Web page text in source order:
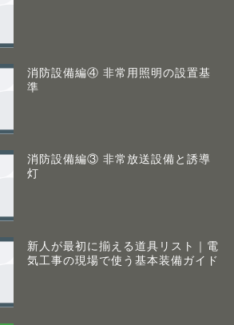
消防設備編④ 非常用照明の設置基
準
消防設備編③ 非常放送設備と誘導
灯
新人が最初に揃える道具リスト｜電
気工事の現場で使う基本装備ガイド